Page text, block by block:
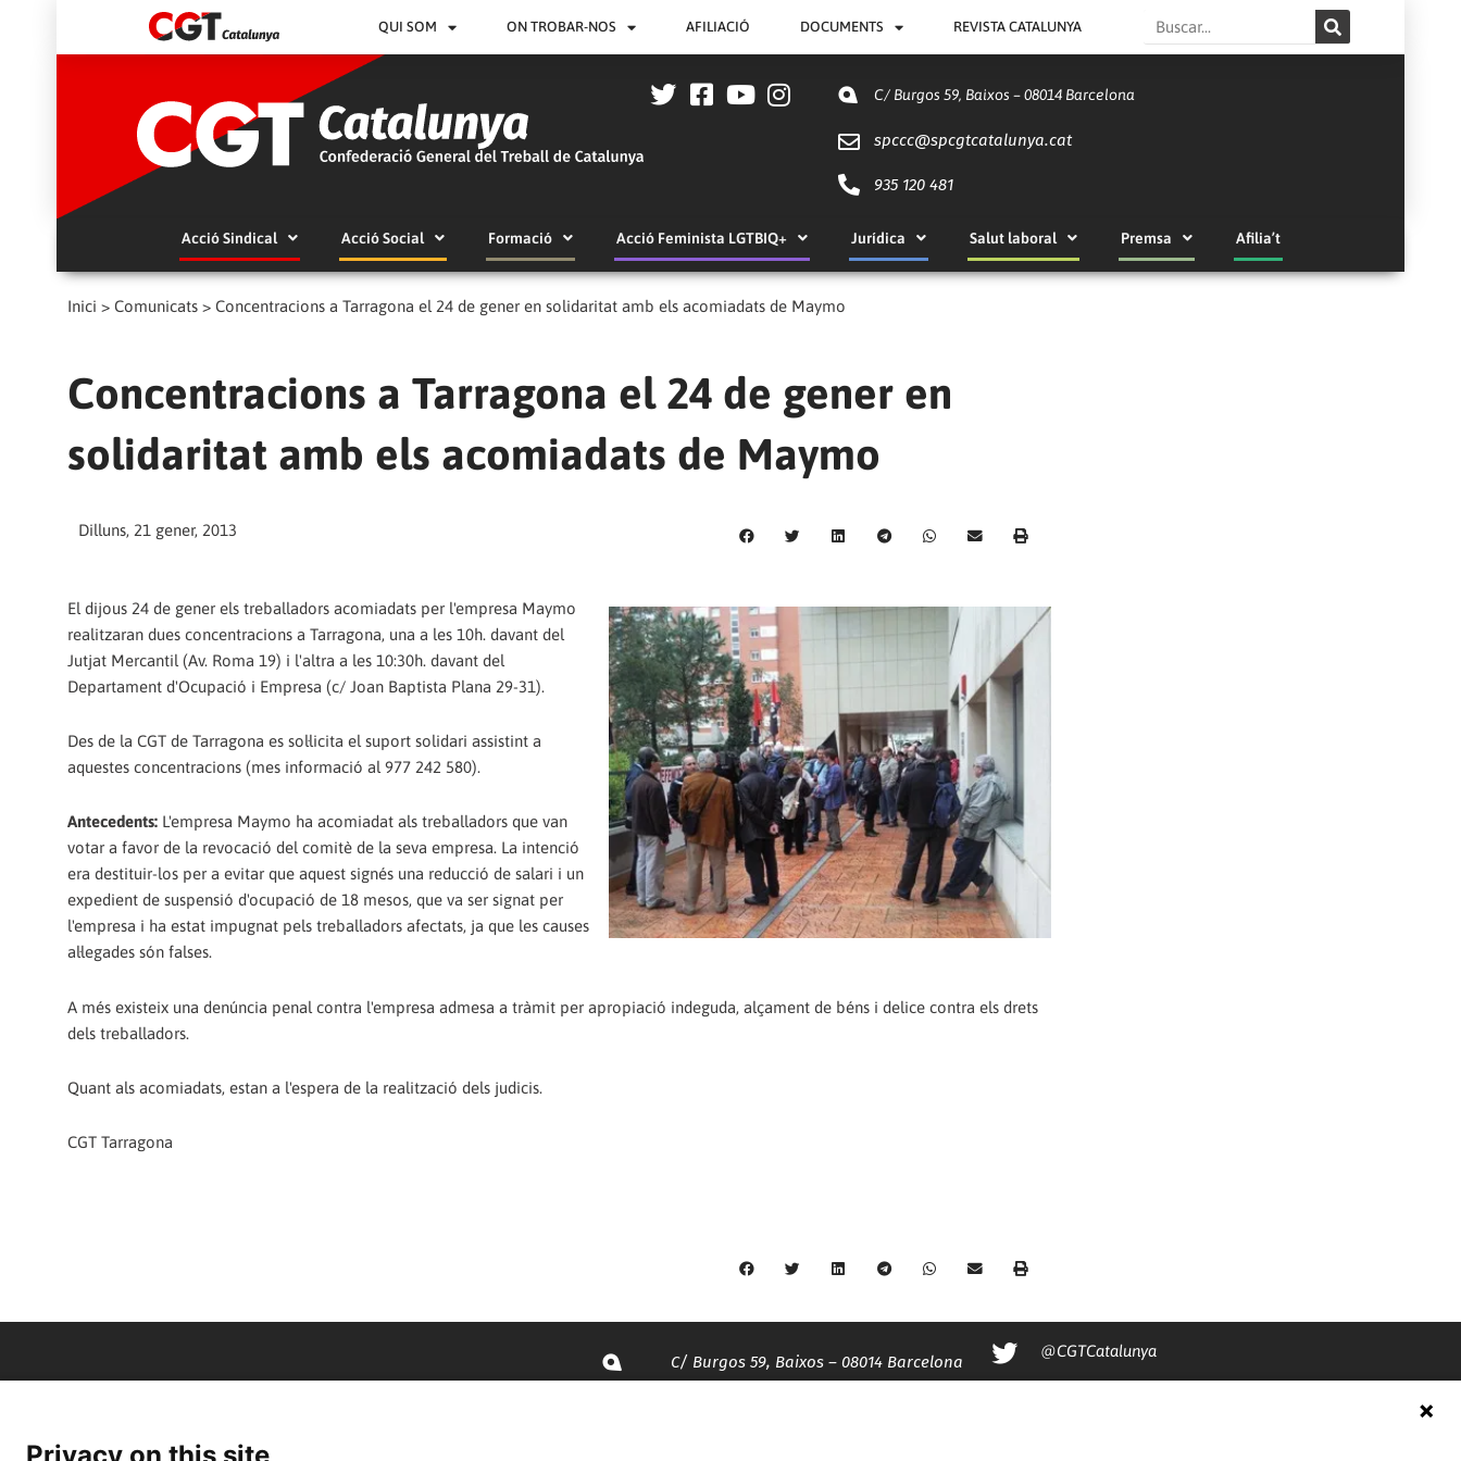
QUI SOM ON TROBAR-NOS AFILIACIÓ DOCUMENTS REVISTA CATALUNYA Search
C/ Burgos 59, Baixos – 08014 Barcelona
spccc@spcgtcatalunya.cat
935 120 481
Acció Sindical Acció Social Formació Acció Feminista LGTBIQ+ Jurídica Salut laboral Premsa Afilia’t
Inici > Comunicats > Concentracions a Tarragona el 24 de gener en solidaritat amb els acomiadats de Maymo
Concentracions a Tarragona el 24 de gener en
solidaritat amb els acomiadats de Maymo
Dilluns, 21 gener, 2013
El dijous 24 de gener els treballadors acomiadats per l'empresa Maymo
realitzaran dues concentracions a Tarragona, una a les 10h. davant del
Jutjat Mercantil (Av. Roma 19) i l'altra a les 10:30h. davant del
Departament d'Ocupació i Empresa (c/ Joan Baptista Plana 29-31).
Des de la CGT de Tarragona es sol·licita el suport solidari assistint a
aquestes concentracions (mes informació al 977 242 580).
Antecedents: L'empresa Maymo ha acomiadat als treballadors que van
votar a favor de la revocació del comitè de la seva empresa. La intenció
era destituir-los per a evitar que aquest signés una reducció de salari i un
expedient de suspensió d'ocupació de 18 mesos, que va ser signat per
l'empresa i ha estat impugnat pels treballadors afectats, ja que les causes
al·legades són falses.
A més existeix una denúncia penal contra l'empresa admesa a tràmit per apropiació indeguda, alçament de béns i delice contra els drets
dels treballadors.
Quant als acomiadats, estan a l'espera de la realització dels judicis.
CGT Tarragona
C/ Burgos 59, Baixos – 08014 Barcelona
@CGTCatalunya